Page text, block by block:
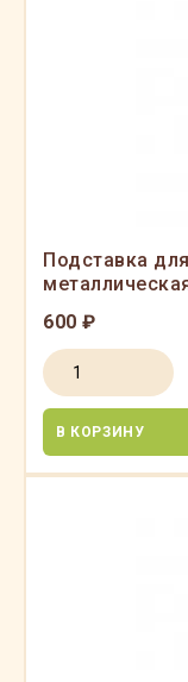
Подставка
600 ₽
В КОРЗИНУ